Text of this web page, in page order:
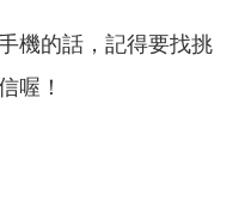
機的話，記得要找挑
喔！